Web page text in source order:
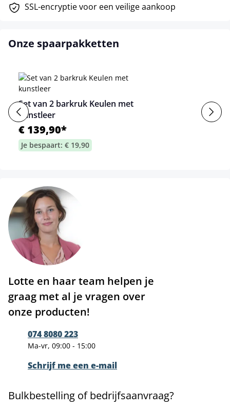
SSL-encryptie voor een veilige aankoop
Onze spaarpakketten
Set van 2 barkruk Keulen met
kunstleer
€ 139,90*
Je bespaart: € 19,90
Lotte en haar team helpen je
graag met al je vragen over
onze producten!
074 8080 223
Ma-vr, 09:00 - 15:00
Schrijf me een e-mail
Bulkbestelling of bedrijfsaanvraag?